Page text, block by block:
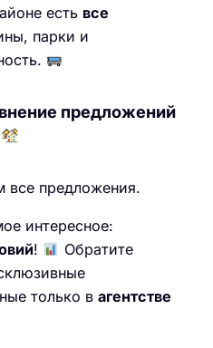
есть все
парки и
предложений
все предложения.
интересное:
!
Обратите
только в агентстве